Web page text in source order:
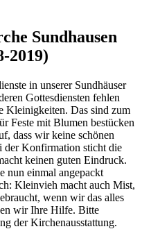
Sundhausen
2019)
in unserer Sundhäuser
Gottesdiensten fehlen
Kleinigkeiten. Das sind zum
Feste mit Blumen bestücken
dass wir keine schönen
der Konfirmation sticht die
keinen guten Eindruck.
nun einmal angepackt
Kleinvieh macht auch Mist,
wenn wir das alles
wir Ihre Hilfe. Bitte
der Kirchenausstattung.